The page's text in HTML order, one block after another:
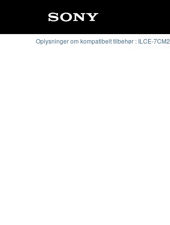
Oplysninger om kompatibelt tilbehør : ILCE-7CM2